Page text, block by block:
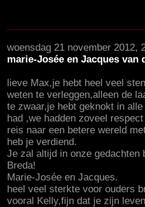
woensdag 21 november 2012,
marie-Josée en Jacques van
lieve Max,je hebt heel veel
weten te verleggen,alleen de
te zwaar,je hebt geknokt in
had ,we hadden zoveel
reis naar een betere wereld
heb je verdiend.
Je zal altijd in onze gedachten
Breda!
Marie-Josée en Jacques.
heel veel sterkte voor ouders
vooral Kelly,fijn dat je zijn